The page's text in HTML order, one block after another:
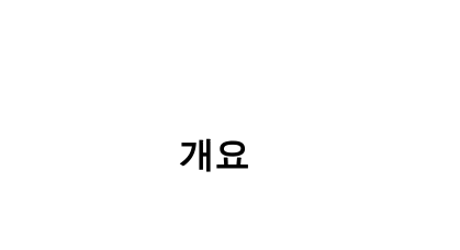
투어
개요